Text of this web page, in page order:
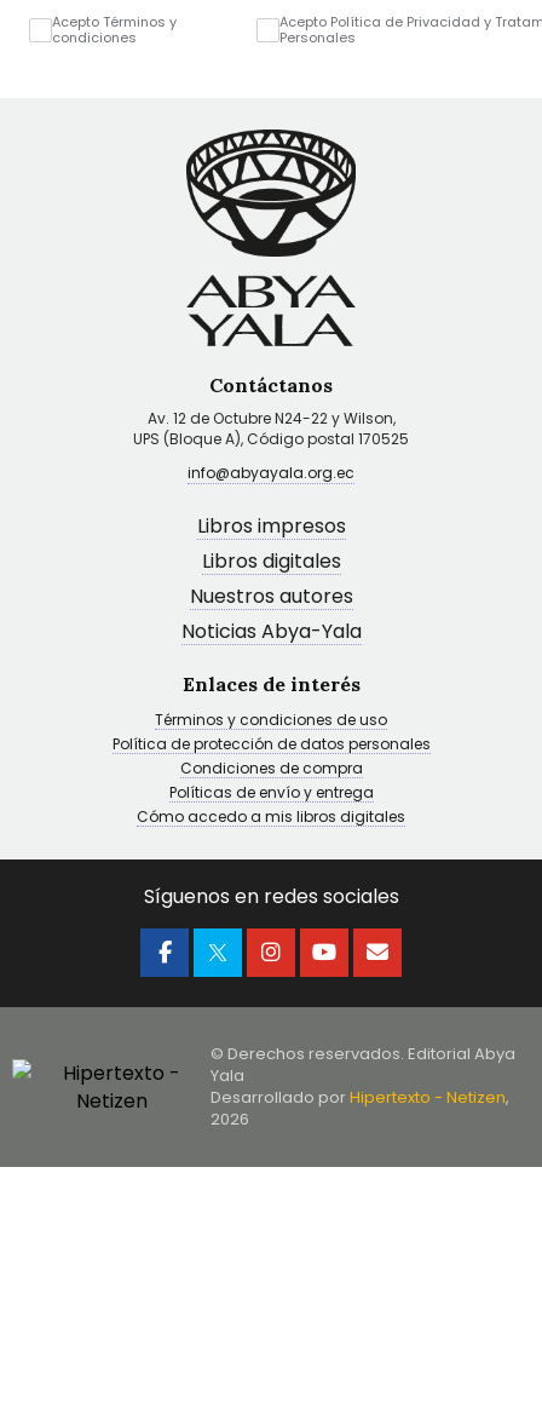
Acepto Términos y
condiciones
Acepto Política de Privacidad y
Personales
Contáctanos
Av. 12 de Octubre N24-22 y Wilson,
UPS (Bloque A), Código postal 170525
info@abyayala.org.ec
Libros impresos
Libros digitales
Nuestros autores
Noticias Abya-Yala
Enlaces de interés
Términos y condiciones de uso
Política de protección de datos personales
Condiciones de compra
Políticas de envío y entrega
Cómo accedo a mis libros digitales
Síguenos en redes sociales
© Derechos reservados. Editorial Abya
Yala
Desarrollado porHipertexto - Netizen,
2026